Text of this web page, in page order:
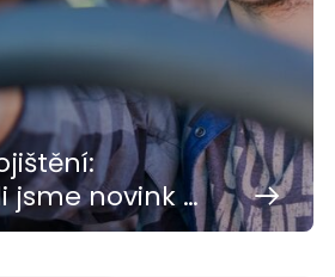
jsme novink …